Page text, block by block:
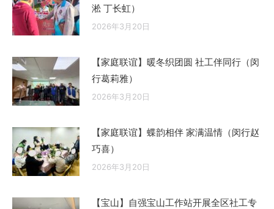
淞 丁长虹）
2026年3月20日
【家庭联谊】暖冬织团圆 社工伴同行（闵
行葛莉雅）
2026年3月20日
【家庭联谊】蝶韵相伴 家满温情（闵行赵
巧喜）
2026年3月20日
【宝山】自强宝山工作站开展全区社工专